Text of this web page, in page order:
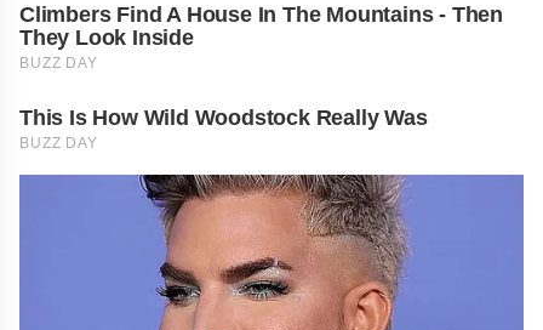
Climbers Find A House In The Mountains - Then
They Look Inside
BUZZ DAY
This Is How Wild Woodstock Really Was
BUZZ DAY